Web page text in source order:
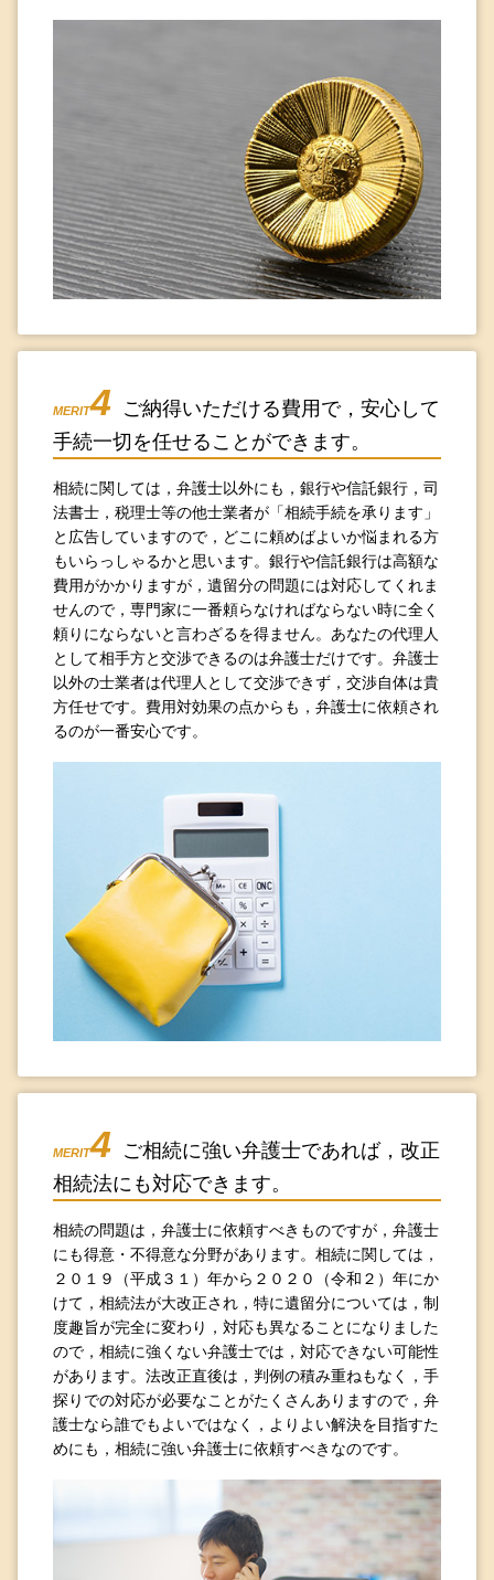
MERIT4 ご納得いただける費用で，安心して
手続一切を任せることができます。
相続に関しては，弁護士以外にも，銀行や信託銀行，司
法書士，税理士等の他士業者が「相続手続を承ります」
と広告していますので，どこに頼めばよいか悩まれる方
もいらっしゃるかと思います。銀行や信託銀行は高額な
費用がかかりますが，遺留分の問題には対応してくれま
せんので，専門家に一番頼らなければならない時に全く
頼りにならないと言わざるを得ません。あなたの代理人
として相手方と交渉できるのは弁護士だけです。弁護士
以外の士業者は代理人として交渉できず，交渉自体は貴
方任せです。費用対効果の点からも，弁護士に依頼され
るのが一番安心です。
MERIT4 ご相続に強い弁護士であれば，改正
相続法にも対応できます。
相続の問題は，弁護士に依頼すべきものですが，弁護士
にも得意・不得意な分野があります。相続に関しては，
２０１９（平成３１）年から２０２０（令和２）年にか
けて，相続法が大改正され，特に遺留分については，制
度趣旨が完全に変わり，対応も異なることになりました
ので，相続に強くない弁護士では，対応できない可能性
があります。法改正直後は，判例の積み重ねもなく，手
探りでの対応が必要なことがたくさんありますので，弁
護士なら誰でもよいではなく，よりよい解決を目指すた
めにも，相続に強い弁護士に依頼すべきなのです。